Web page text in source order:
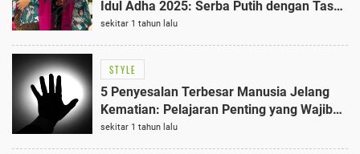
Idul Adha 2025: Serba Putih dengan Tas
Dior Rp38 Juta
sekitar 1 tahun lalu
STYLE
5 Penyesalan Terbesar Manusia Jelang
Kematian: Pelajaran Penting yang Wajib
Tahu
sekitar 1 tahun lalu